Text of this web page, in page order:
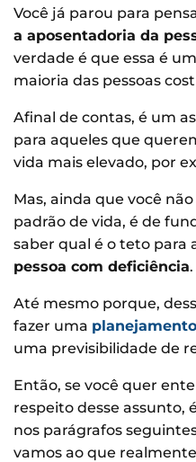
Você já parou para
a aposentadoria da
verdade é que essa é
maioria das pessoas
Afinal de contas, é um
para aqueles que
vida mais elevado, por
Mas, ainda que você
padrão de vida, é de
saber qual é o teto para
pessoa com deficiência.
Até mesmo porque,
fazer uma
uma previsibilidade de
Então, se você quer
respeito desse assunto,
nos parágrafos
vamos ao que